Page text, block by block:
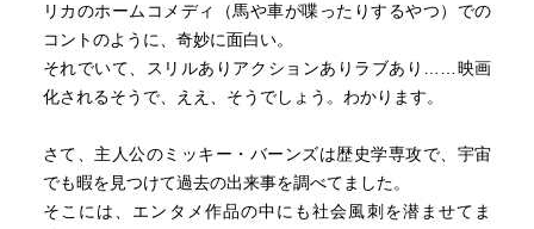
リカのホームコメディ（馬や車が喋ったりするやつ）での
コントのように、奇妙に面白い。
それでいて、スリルありアクションありラブあり……映画
化されるそうで、ええ、そうでしょう。わかります。
さて、主人公のミッキー・バーンズは歴史学専攻で、宇宙
でも暇を見つけて過去の出来事を調べてました。
そこには、エンタメ作品の中にも社会風刺を潜ませてま